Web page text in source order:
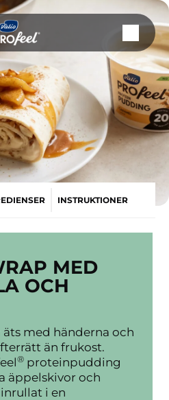
INSTRUKTIONER
MED
OCH
äts med händerna och
än frukost.
®proteinpudding
äppelskivor och
i en